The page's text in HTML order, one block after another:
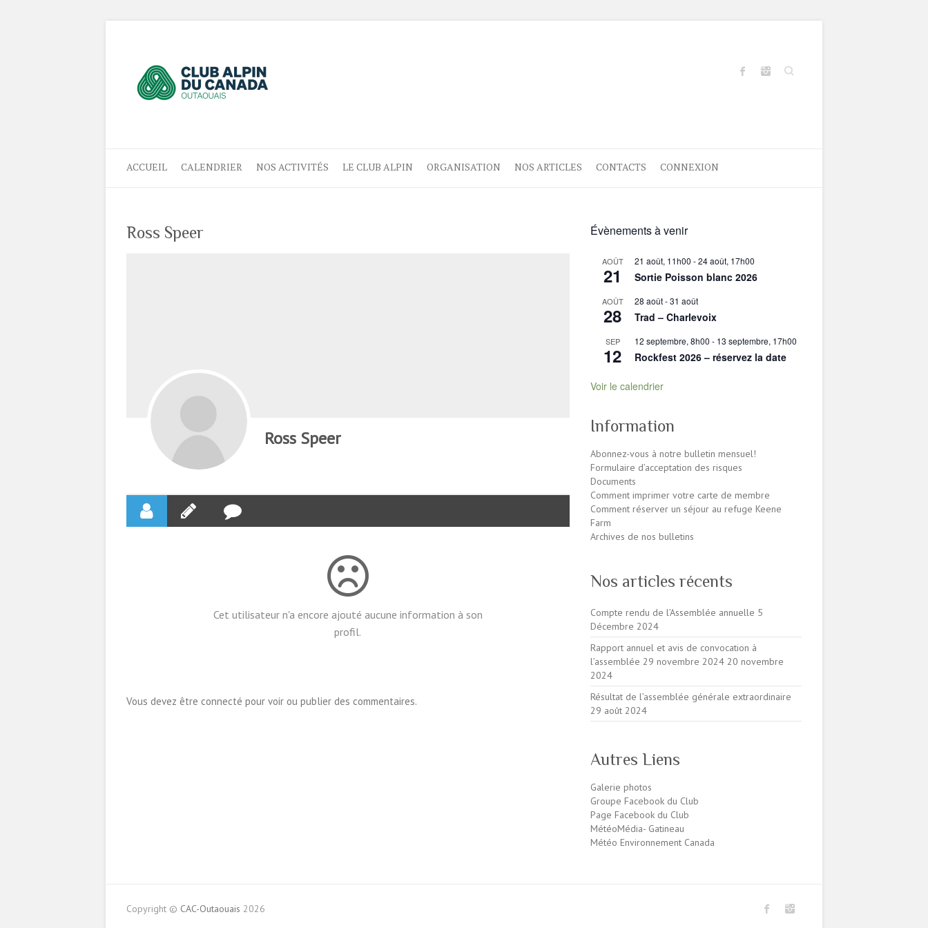
Search
ACCUEIL CALENDRIER NOS ACTIVITÉS LE CLUB ALPIN ORGANISATION NOS ARTICLES CONTACTS CONNEXION
Ross Speer
Ross Speer
Cet utilisateur n'a encore ajouté aucune information à son
profil.
Vous devez être connecté pour voir ou publier des commentaires.
Évènements à venir
AOÛT
21
21 août, 11h00 -24 août, 17h00
Sortie Poisson blanc 2026
AOÛT
28
28 août-31 août
Trad – Charlevoix
SEP
12
12 septembre, 8h00 - 13 septembre, 17h00
Rockfest 2026 – réservez la date
Voir le calendrier
Information
Abonnez-vous à notre bulletin mensuel!
Formulaire d’acceptation des risques
Documents
Comment imprimer votre carte de membre
Comment réserver un séjour au refuge Keene
Farm
Archives de nos bulletins
Nos articles récents
Compte rendu de l’Assemblée annuelle 5
Décembre 2024
Rapport annuel et avis de convocation à
l’assemblée 29 novembre 2024 20 novembre
2024
Résultat de l’assemblée générale extraordinaire
29 août 2024
Autres Liens
Galerie photos
Groupe Facebook du Club
Page Facebook du Club
MétéoMédia- Gatineau
Météo Environnement Canada
Copyright © CAC-Outaouais 2026